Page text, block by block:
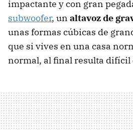
impactante y con gran
subwoofer, un altavoz de
unas formas cúbicas de
que si vives en una casa
normal, al final resulta difícil